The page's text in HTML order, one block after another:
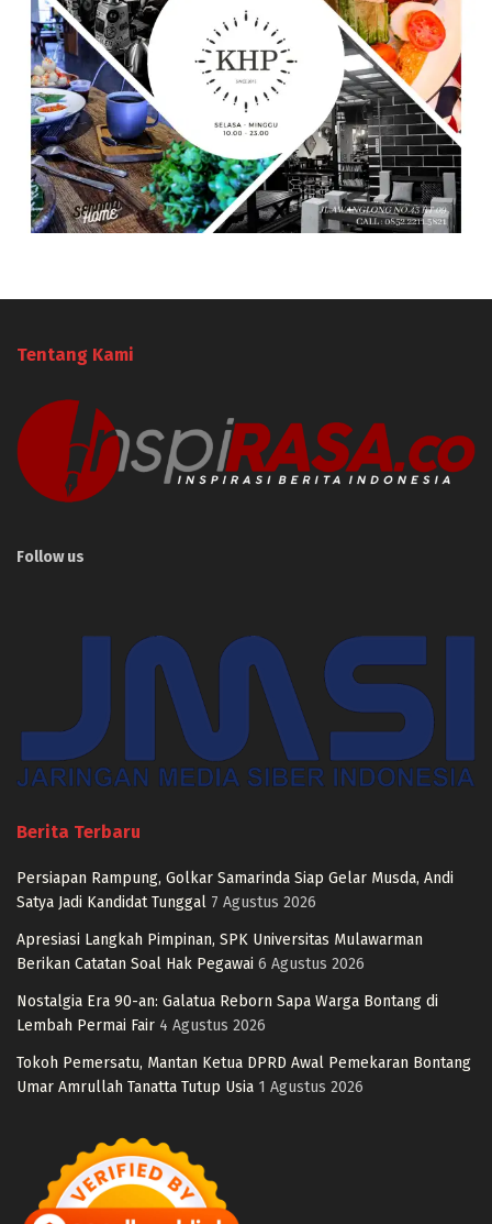
Tentang Kami
Follow us
Berita Terbaru
Persiapan Rampung, Golkar Samarinda Siap Gelar Musda, Andi
Satya Jadi Kandidat Tunggal 7 Agustus 2026
Apresiasi Langkah Pimpinan, SPK Universitas Mulawarman
Berikan Catatan Soal Hak Pegawai 6 Agustus 2026
Nostalgia Era 90-an: Galatua Reborn Sapa Warga Bontang di
Lembah Permai Fair 4 Agustus 2026
Tokoh Pemersatu, Mantan Ketua DPRD Awal Pemekaran Bontang
Umar Amrullah Tanatta Tutup Usia 1 Agustus 2026